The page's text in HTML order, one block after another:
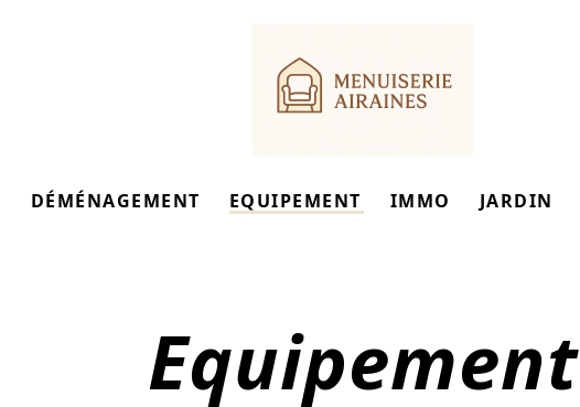
DÉMÉNAGEMENT EQUIPEMENT IMMO JARDIN
Equipement